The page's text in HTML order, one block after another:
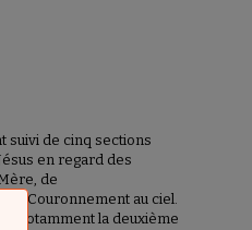
suivi de cinq sections
en regard des
de
Couronnement au ciel.
notamment la deuxième